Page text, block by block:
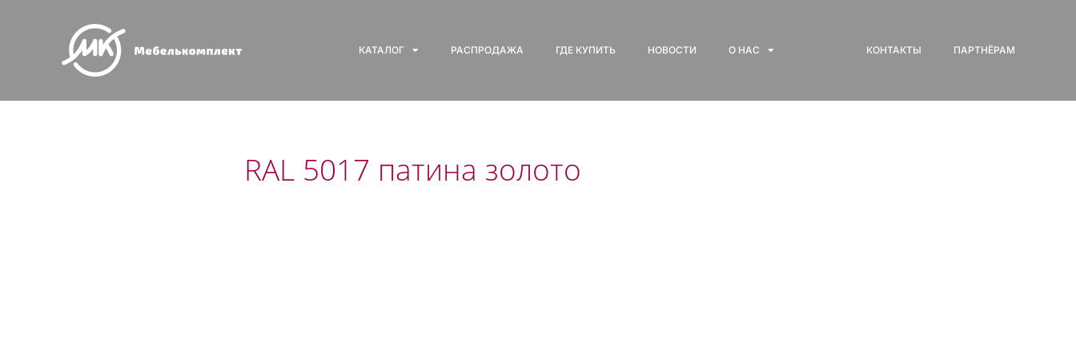
КАТАЛОГ РАСПРОДАЖА ГДЕ КУПИТЬ НОВОСТИ О НАС КОНТАКТЫ ПАРТНЁРАМ
RAL 5017 патина золото